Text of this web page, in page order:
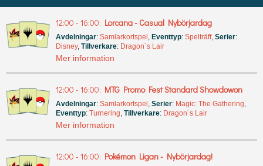
12:00 - 16:00: Lorcana - Casual Nybörjardag
Avdelningar: Samlarkortspel Eventtyp: Spelträff, Serier:
Disney, Tillverkare: Dragon´s Lair
Mer information
12:00 - 16:00: MTG Promo Fest Standard Showdowon
Avdelningar: Samlarkortspel Serier: Magic: The Gathering
Eventtyp: Turnering Tillverkare: Dragon´s Lair
Mer information
12:00 - 16:00: Pokémon Ligan - Nybörjardag!